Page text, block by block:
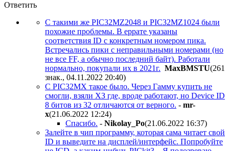
Ответить
С такими же PIC32MZ2048 и PIC32MZ1024 были
похожие проблемы. В еррате указаны
соответствия ID с конкретным номером пика.
Встречались пики с неправильными номерами (но
не все FF, а обычно последний байт). Работали
нормально, покупали их в 2021г. MaxBMSTU(261
знак., 04.11.2022 20:40)
C PIC32MX такое было. Через Гамму купить не
смогли, взяли ХЗ где, вроде работают, но Device ID
8 битов из 32 отличаются от верного. - mr-
x(21.06.2022 12:24)
Спасибо. - Nikolay_Po(21.06.2022 16:37)
Залейте в чип программу, которая сама читает свой
ID и выведите на дисплей/интерфейс. Попробуйте